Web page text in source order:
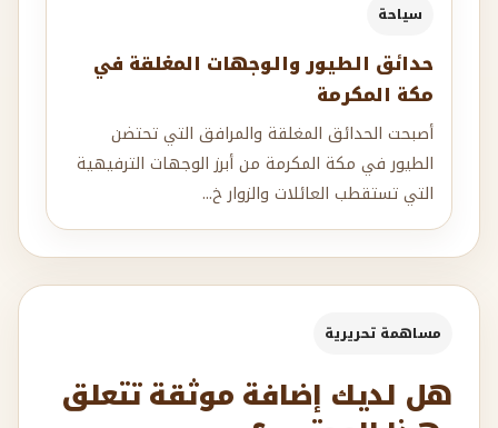
سياحة
حدائق الطيور والوجهات المغلقة في
مكة المكرمة
أصبحت الحدائق المغلقة والمرافق التي تحتضن
الطيور في مكة المكرمة من أبرز الوجهات الترفيهية
التي تستقطب العائلات والزوار خ...
مساهمة تحريرية
هل لديك إضافة موثقة تتعلق